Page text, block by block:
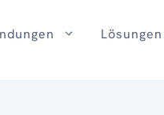
Lösungen